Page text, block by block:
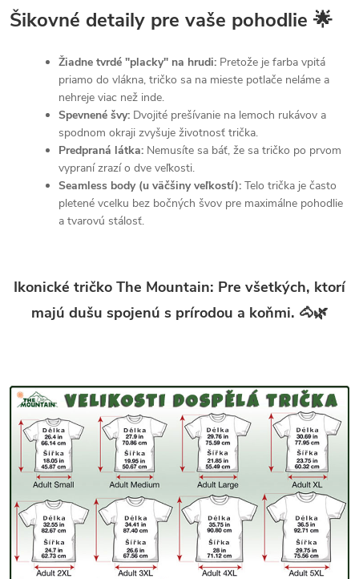
Šikovné detaily pre vaše pohodlie 🌟
Žiadne tvrdé "placky" na hrudi: Pretože je farba vpitá
priamo do vlákna, tričko sa na mieste potlače neláme a
nehreje viac než inde.
Spevnené švy: Dvojité prešívanie na lemoch rukávov a
spodnom okraji zvyšuje životnosť trička.
Predpraná látka: Nemusíte sa báť, že sa tričko po prvom
vypraní zrazí o dve veľkosti.
Seamless body (u väčšiny veľkostí): Telo trička je často
pletené vcelku bez bočných švov pre maximálne pohodlie
a tvarovú stálosť.
Ikonické tričko The Mountain: Pre všetkých, ktorí
majú dušu spojenú s prírodou a koňmi. 🐴🌿